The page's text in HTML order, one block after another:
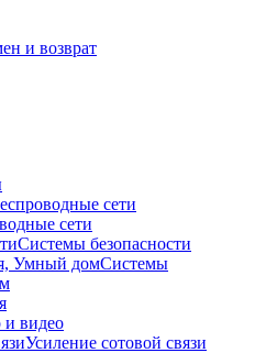
и возврат
сети
сети
Системы безопасности
Системы
и видео
Усиление сотовой связи